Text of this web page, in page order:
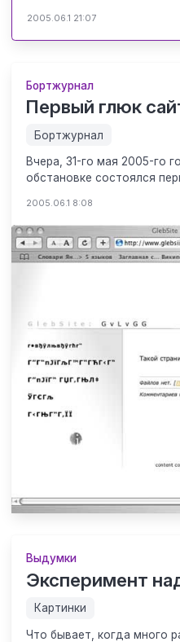
2005.06.1 21:07
Бортжурнал
Первый глюк
Бортжурнал
Вчера, 31-го мая 2005-го
обстановке состоялся
2005.06.1 8:08
Выдумки
Эксперимент
Картинки
Что бывает, когда много